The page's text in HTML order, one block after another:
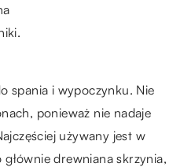
spania i wypoczynku. Nie
ponieważ nie nadaje
używany jest w
drewniana skrzynia,